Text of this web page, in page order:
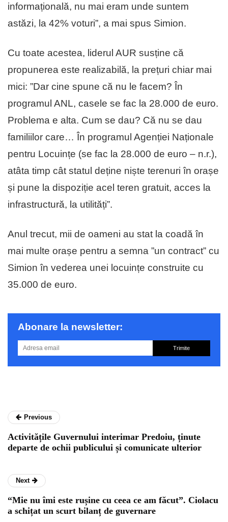
informațională, nu mai eram unde suntem
astăzi, la 42% voturi”, a mai spus Simion.
Cu toate acestea, liderul AUR susține că
propunerea este realizabilă, la prețuri chiar mai
mici: ”Dar cine spune că nu le facem? În
programul ANL, casele se fac la 28.000 de euro.
Problema e alta. Cum se dau? Că nu se dau
familiilor care… În programul Agenției Naționale
pentru Locuințe (se fac la 28.000 de euro – n.r.),
atâta timp cât statul deține niște terenuri în orașe
și pune la dispoziție acel teren gratuit, acces la
infrastructură, la utilități”.
Anul trecut, mii de oameni au stat la coadă în
mai multe orașe pentru a semna ”un contract” cu
Simion în vederea unei locuințe construite cu
35.000 de euro.
Abonare la newsletter:
Trimite
Previous
Activitățile Guvernului interimar Predoiu, ținute
departe de ochii publicului și comunicate ulterior
Next
“Mie nu îmi este rușine cu ceea ce am făcut”. Ciolacu
a schițat un scurt bilanț de guvernare